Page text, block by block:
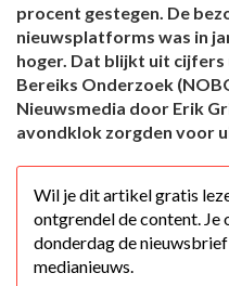
procent gestegen. De
nieuwsplatforms was in
hoger. Dat blijkt uit
Bereiks Onderzoek
Nieuwsmedia door Erik
avondklok zorgden voor
Wil je dit artikel gratis
ontgrendel de content. Je
donderdag de
medianieuws.